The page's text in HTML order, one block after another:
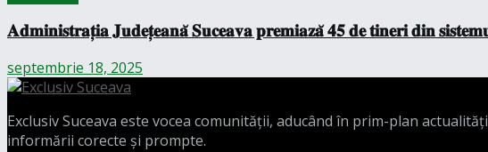
𝐀𝐝𝐦𝐢𝐧𝐢𝐬𝐭𝐫𝐚𝐭̦𝐢𝐚 𝐉𝐮𝐝𝐞𝐭̦𝐞𝐚𝐧𝐚̆ 𝐒𝐮𝐜𝐞𝐚𝐯𝐚 𝐩𝐫𝐞𝐦𝐢𝐚𝐳𝐚̆ 𝟒𝟓 𝐝𝐞 𝐭𝐢𝐧𝐞𝐫𝐢 𝐝𝐢𝐧
septembrie 18, 2025
Exclusiv Suceava este vocea comunității, aducând în prim-plan
informării corecte și prompte.